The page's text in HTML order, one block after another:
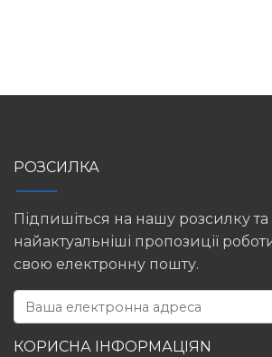
РОЗСИЛКА
Підпишіться на нашу розсилку
найактуальніші пропозиції
свою електронну пошту.
КОРИСНА ІНФОРМАЦІЯN